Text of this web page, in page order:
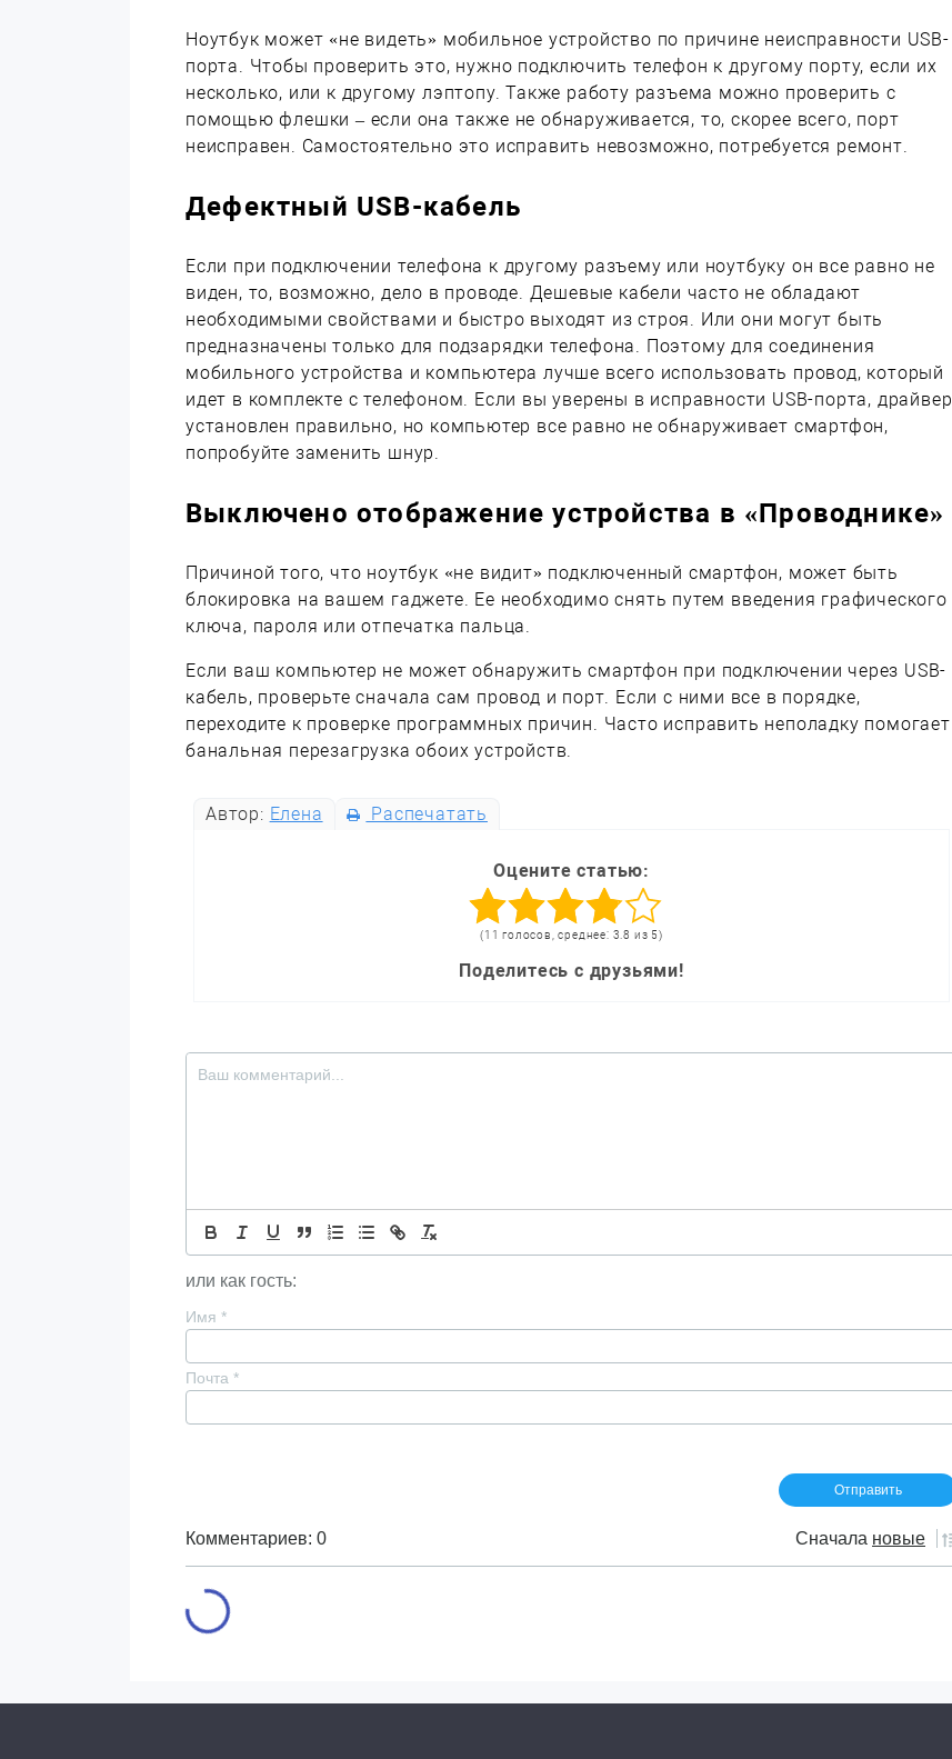
Ноутбук может «не видеть» мобильное устройство по причине неисправности USB-
порта. Чтобы проверить это, нужно подключить телефон к другому порту, если их
несколько, или к другому лэптопу. Также работу разъема можно проверить с
помощью флешки – если она также не обнаруживается, то, скорее всего, порт
неисправен. Самостоятельно это исправить невозможно, потребуется ремонт.
Дефектный USB-кабель
Если при подключении телефона к другому разъему или ноутбуку он все равно не
виден, то, возможно, дело в проводе. Дешевые кабели часто не обладают
необходимыми свойствами и быстро выходят из строя. Или они могут быть
предназначены только для подзарядки телефона. Поэтому для соединения
мобильного устройства и компьютера лучше всего использовать провод, который
идет в комплекте с телефоном. Если вы уверены в исправности USB-порта, драйвер
установлен правильно, но компьютер все равно не обнаруживает смартфон,
попробуйте заменить шнур.
Выключено отображение устройства в «Проводнике»
Причиной того, что ноутбук «не видит» подключенный смартфон, может быть
блокировка на вашем гаджете. Ее необходимо снять путем введения графического
ключа, пароля или отпечатка пальца.
Если ваш компьютер не может обнаружить смартфон при подключении через USB-
кабель, проверьте сначала сам провод и порт. Если с ними все в порядке,
переходите к проверке программных причин. Часто исправить неполадку помогает
банальная перезагрузка обоих устройств.
Автор: Елена Распечатать
Оцените статью:
(11 голосов, среднее: 3.8 из 5)
Поделитесь с друзьями!
или как гость:
Имя *
Почта *
Комментариев: 0 Сначала новые